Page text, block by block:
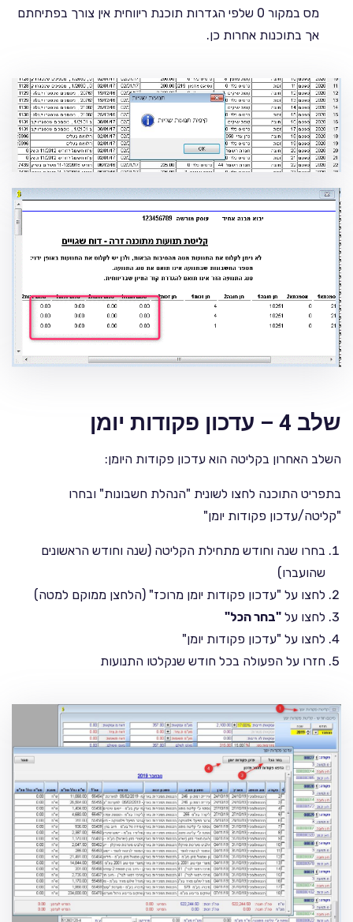
מס במקור 0 שלפי הגדרות תוכנת ריווחית אין צורך בפתיחתם
אך בתוכנות אחרות כן.
שלב 4 – עדכון פקודות יומן
השלב האחרון בקליטה הוא עדכון פקודות היומן:
בתפריט התוכנה לחצו לשונית "הנהלת חשבונות" ובחרו
"קליטה/עדכון פקודות יומן"
בחרו שנה וחודש מתחילת הקליטה (שנה וחודש הראשונים
שהועברו)
לחצו על "עדכון פקודות יומן מרוכז" (הלחצן ממוקם למטה)
לחצו על "בחר הכל"
לחצו על "עדכון פקודות יומן"
חזרו על הפעולה בכל חודש שנקלטו התנועות